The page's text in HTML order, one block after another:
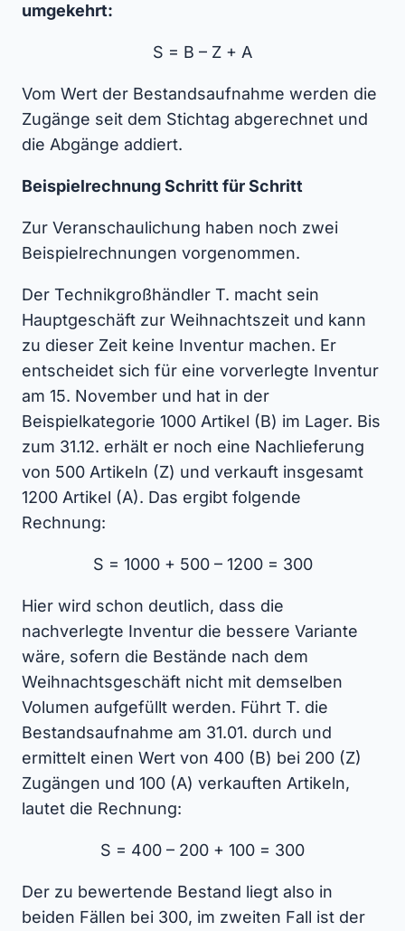
umgekehrt:
S = B – Z + A
Vom Wert der Bestandsaufnahme werden die
Zugänge seit dem Stichtag abgerechnet und
die Abgänge addiert.
Beispielrechnung Schritt für Schritt
Zur Veranschaulichung haben noch zwei
Beispielrechnungen vorgenommen.
Der Technikgroßhändler T. macht sein
Hauptgeschäft zur Weihnachtszeit und kann
zu dieser Zeit keine Inventur machen. Er
entscheidet sich für eine vorverlegte Inventur
am 15. November und hat in der
Beispielkategorie 1000 Artikel (B) im Lager. Bis
zum 31.12. erhält er noch eine Nachlieferung
von 500 Artikeln (Z) und verkauft insgesamt
1200 Artikel (A). Das ergibt folgende
Rechnung:
S = 1000 + 500 – 1200 = 300
Hier wird schon deutlich, dass die
nachverlegte Inventur die bessere Variante
wäre, sofern die Bestände nach dem
Weihnachtsgeschäft nicht mit demselben
Volumen aufgefüllt werden. Führt T. die
Bestandsaufnahme am 31.01. durch und
ermittelt einen Wert von 400 (B) bei 200 (Z)
Zugängen und 100 (A) verkauften Artikeln,
lautet die Rechnung:
S = 400 – 200 + 100 = 300
Der zu bewertende Bestand liegt also in
beiden Fällen bei 300, im zweiten Fall ist der